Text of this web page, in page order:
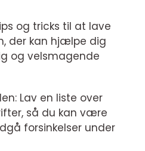
og tricks til at lave
der kan hjælpe dig
og velsmagende
Lav en liste over
så du kan være
forsinkelser under